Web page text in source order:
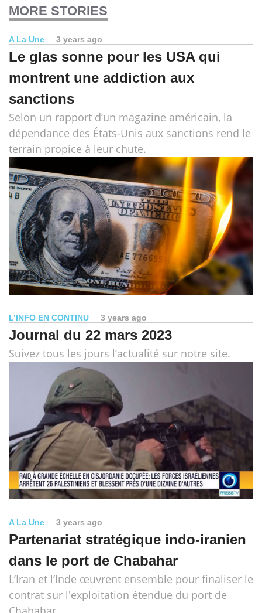
MORE STORIES
A La Une 3 years ago
Le glas sonne pour les USA qui
montrent une addiction aux
sanctions
Selon un rapport d’un magazine américain, la
dépendance des États-Unis aux sanctions rend le
terrain propice à leur chute.
L’INFO EN CONTINU 3 years ago
Journal du 22 mars 2023
Suivez tous les jours l’actualité sur notre site.
A La Une 3 years ago
Partenariat stratégique indo-iranien
dans le port de Chabahar
L’Iran et l’Inde œuvrent ensemble pour finaliser le
contrat sur l'exploitation étendue du port de